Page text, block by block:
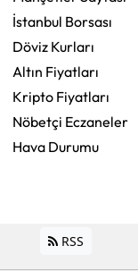
İstanbul Borsası
Döviz Kurları
Altın Fiyatları
Kripto Fiyatları
Nöbetçi Eczaneler
Hava Durumu
RSS